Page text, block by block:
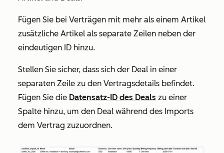
Fügen Sie bei Verträgen mit mehr als einem Artikel
zusätzliche Artikel als separate Zeilen neben der
eindeutigen ID hinzu.
Stellen Sie sicher, dass sich der Deal in einer
separaten Zeile zu den Vertragsdetails befindet.
Fügen Sie die Datensatz-ID des Deals zu einer
Spalte hinzu, um den Deal während des Imports
dem Vertrag zuzuordnen.